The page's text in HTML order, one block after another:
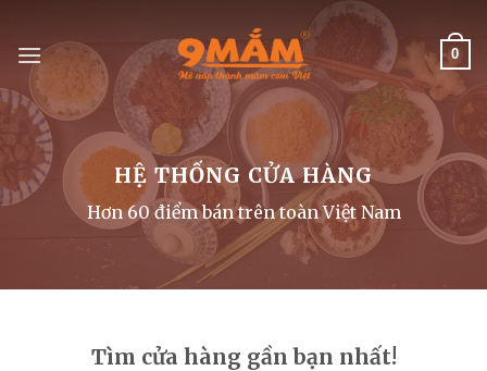
content
0
HỆ THỐNG CỬA HÀNG
Hơn 60 điểm bán trên toàn Việt Nam
Tìm cửa hàng gần bạn nhất!